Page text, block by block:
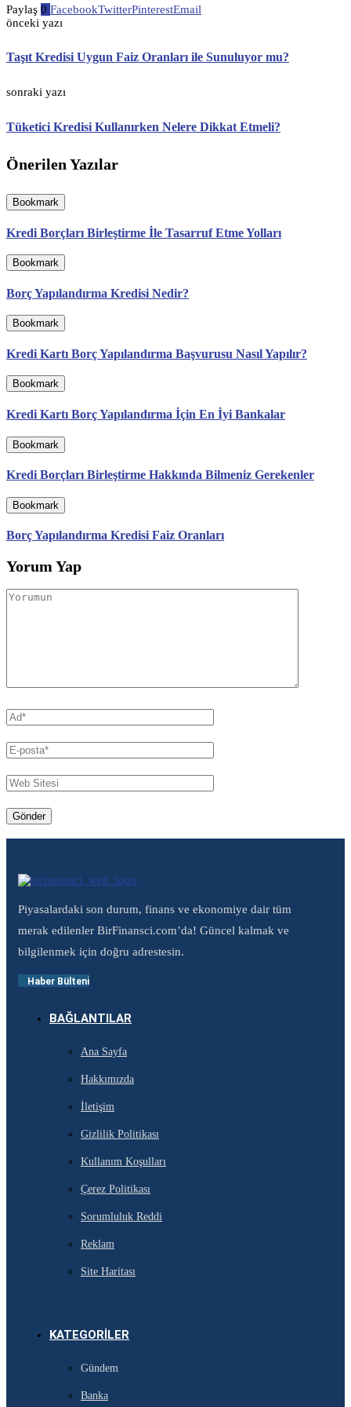
Paylaş 0 FacebookTwitterPinterestEmail
önceki yazı
Taşıt Kredisi Uygun Faiz Oranları ile Sunuluyor mu?
sonraki yazı
Tüketici Kredisi Kullanırken Nelere Dikkat Etmeli?
Önerilen Yazılar
Bookmark
Kredi Borçları Birleştirme İle Tasarruf Etme Yolları
Bookmark
Borç Yapılandırma Kredisi Nedir?
Bookmark
Kredi Kartı Borç Yapılandırma Başvurusu Nasıl Yapılır?
Bookmark
Kredi Kartı Borç Yapılandırma İçin En İyi Bankalar
Bookmark
Kredi Borçları Birleştirme Hakkında Bilmeniz Gerekenler
Bookmark
Borç Yapılandırma Kredisi Faiz Oranları
Yorum Yap
Piyasalardaki son durum, finans ve ekonomiye dair tüm
merak edilenler BirFinansci.com’da! Güncel kalmak ve
bilgilenmek için doğru adrestesin.
Haber Bülteni
BAĞLANTILAR
Ana Sayfa
Hakkımızda
İletişim
Gizlilik Politikası
Kullanım Koşulları
Çerez Politikası
Sorumluluk Reddi
Reklam
Site Haritası
KATEGORILER
Gündem
Banka